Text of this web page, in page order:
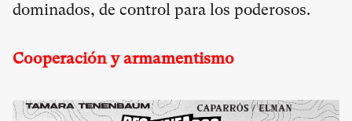
dominados, de control para los poderosos.
Cooperación y armamentismo